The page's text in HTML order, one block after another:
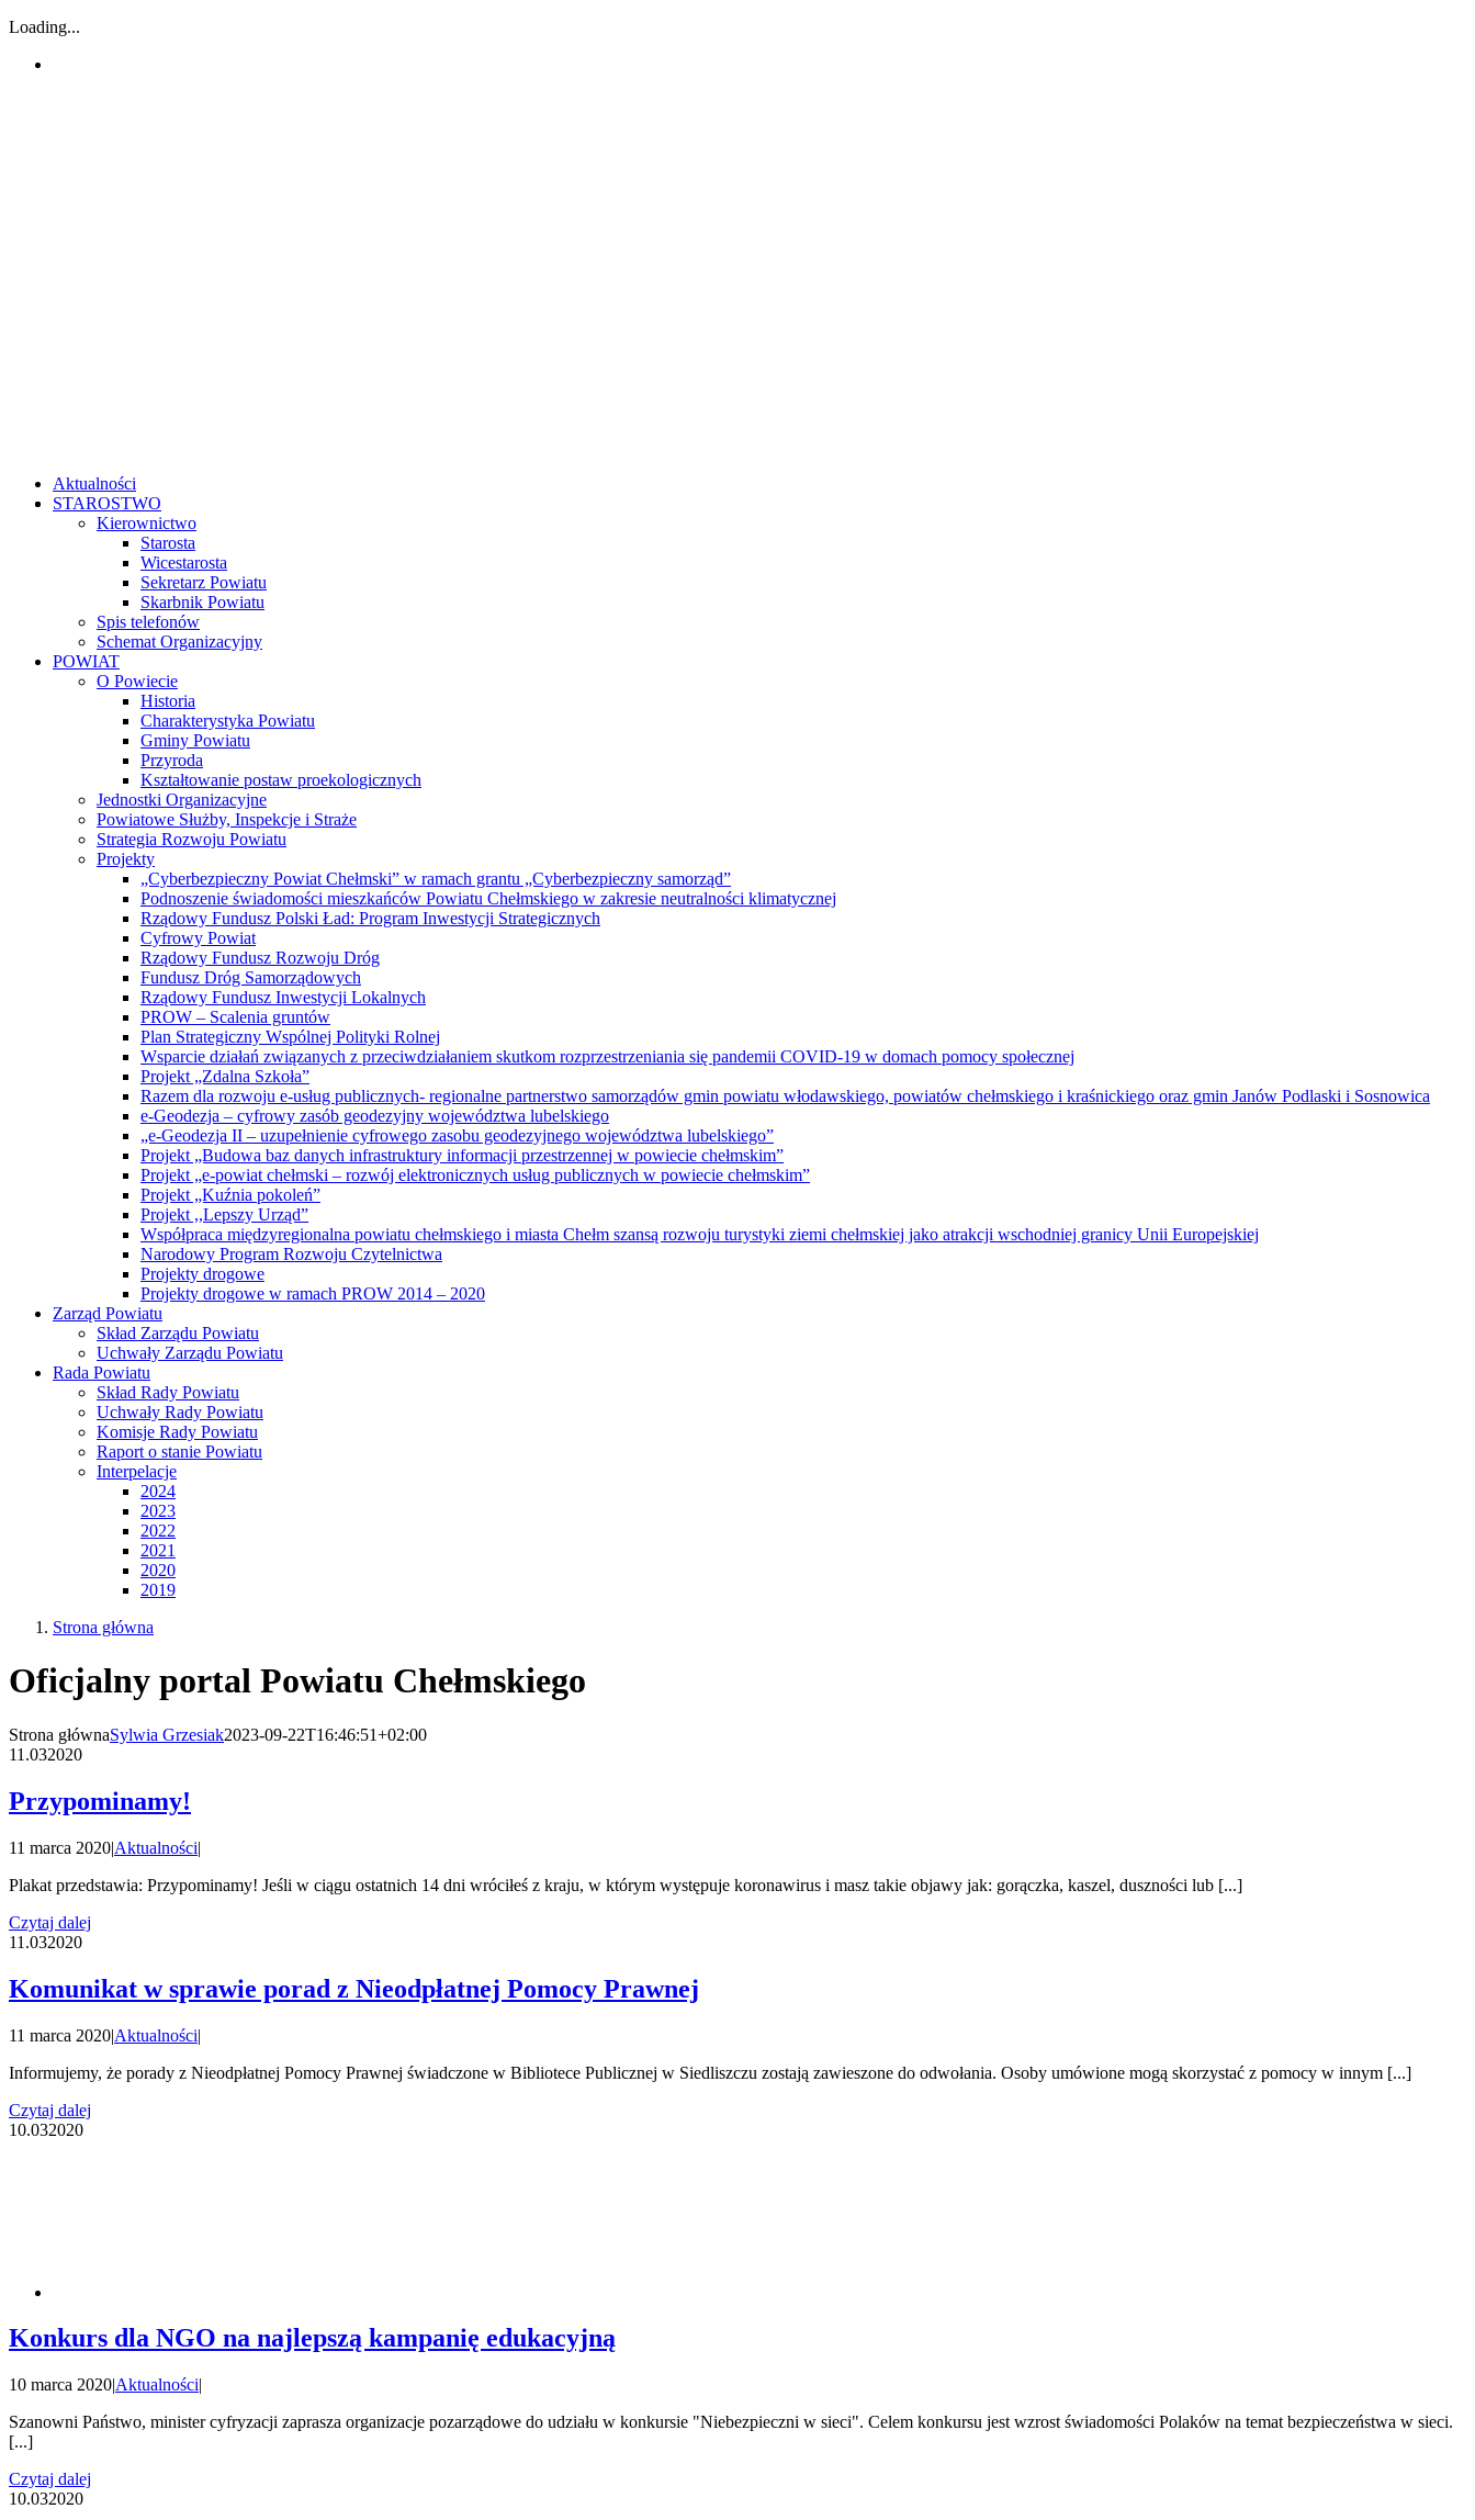
Loading...
Aktualności
STAROSTWO
Kierownictwo
Starosta
Wicestarosta
Sekretarz Powiatu
Skarbnik Powiatu
Spis telefonów
Schemat Organizacyjny
POWIAT
O Powiecie
Historia
Charakterystyka Powiatu
Gminy Powiatu
Przyroda
Kształtowanie postaw proekologicznych
Jednostki Organizacyjne
Powiatowe Służby, Inspekcje i Straże
Strategia Rozwoju Powiatu
Projekty
„Cyberbezpieczny Powiat Chełmski” w ramach grantu „Cyberbezpieczny samorząd”
Podnoszenie świadomości mieszkańców Powiatu Chełmskiego w zakresie neutralności klimatycznej
Rządowy Fundusz Polski Ład: Program Inwestycji Strategicznych
Cyfrowy Powiat
Rządowy Fundusz Rozwoju Dróg
Fundusz Dróg Samorządowych
Rządowy Fundusz Inwestycji Lokalnych
PROW – Scalenia gruntów
Plan Strategiczny Wspólnej Polityki Rolnej
Wsparcie działań związanych z przeciwdziałaniem skutkom rozprzestrzeniania się pandemii COVID-19 w domach pomocy społecznej
Projekt „Zdalna Szkoła”
Razem dla rozwoju e-usług publicznych- regionalne partnerstwo samorządów gmin powiatu włodawskiego, powiatów chełmskiego i kraśnickiego oraz gmin Janów Podlaski i Sosnowica
e-Geodezja – cyfrowy zasób geodezyjny województwa lubelskiego
„e-Geodezja II – uzupełnienie cyfrowego zasobu geodezyjnego województwa lubelskiego”
Projekt „Budowa baz danych infrastruktury informacji przestrzennej w powiecie chełmskim”
Projekt „e-powiat chełmski – rozwój elektronicznych usług publicznych w powiecie chełmskim”
Projekt „Kuźnia pokoleń”
Projekt ,,Lepszy Urząd”
Współpraca międzyregionalna powiatu chełmskiego i miasta Chełm szansą rozwoju turystyki ziemi chełmskiej jako atrakcji wschodniej granicy Unii Europejskiej
Narodowy Program Rozwoju Czytelnictwa
Projekty drogowe
Projekty drogowe w ramach PROW 2014 – 2020
Zarząd Powiatu
Skład Zarządu Powiatu
Uchwały Zarządu Powiatu
Rada Powiatu
Skład Rady Powiatu
Uchwały Rady Powiatu
Komisje Rady Powiatu
Raport o stanie Powiatu
Interpelacje
2024
2023
2022
2021
2020
2019
Strona główna
Oficjalny portal Powiatu Chełmskiego
Strona głównaSylwia Grzesiak2023-09-22T16:46:51+02:00
11.032020
Przypominamy!
11 marca 2020|Aktualności|
Plakat przedstawia: Przypominamy! Jeśli w ciągu ostatnich 14 dni wróciłeś z kraju, w którym występuje koronawirus i masz takie objawy jak: gorączka, kaszel, duszności lub [...]
Czytaj dalej
11.032020
Komunikat w sprawie porad z Nieodpłatnej Pomocy Prawnej
11 marca 2020|Aktualności|
Informujemy, że porady z Nieodpłatnej Pomocy Prawnej świadczone w Bibliotece Publicznej w Siedliszczu zostają zawieszone do odwołania. Osoby umówione mogą skorzystać z pomocy w innym [...]
Czytaj dalej
10.032020
Konkurs dla NGO na najlepszą kampanię edukacyjną
10 marca 2020|Aktualności|
Szanowni Państwo, minister cyfryzacji zaprasza organizacje pozarządowe do udziału w konkursie "Niebezpieczni w sieci". Celem konkursu jest wzrost świadomości Polaków na temat bezpieczeństwa w sieci.
[...]
Czytaj dalej
10.032020